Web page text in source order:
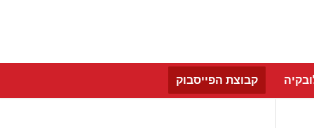
קבוצת הפייסבוק